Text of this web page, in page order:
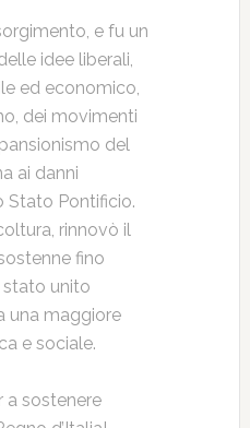
e fu un
idee liberali,
ed economico,
dei movimenti
del
ai danni
Stato Pontificio.
rinnovò il
fino
stato unito
una maggiore
e sociale.
a sostenere